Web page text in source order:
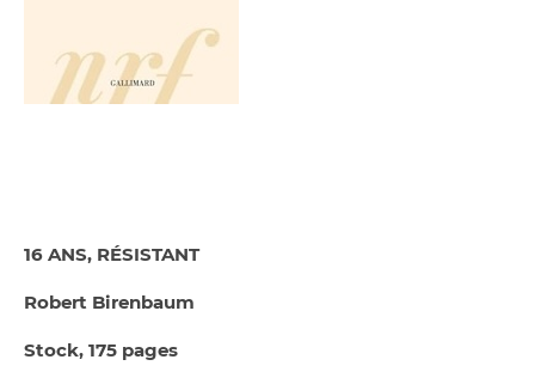
16 ANS, RÉSISTANT
Robert Birenbaum
Stock, 175 pages